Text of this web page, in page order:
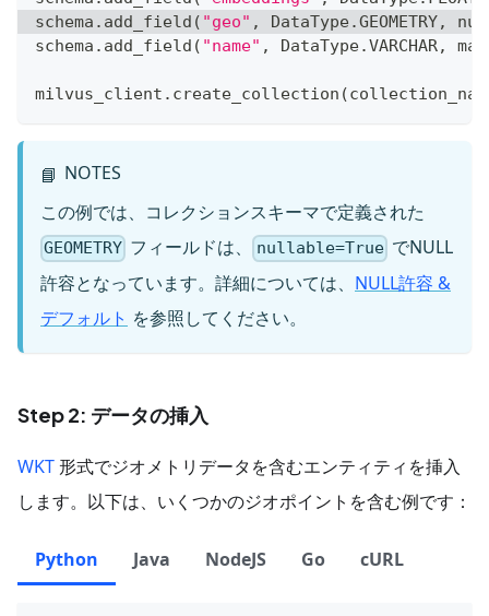
schema . add_field ( "geo" , DataType.GEOMETRY,
schema . add_field ( "name" , DataType.VARCHAR,
milvus_client . create_collection (
📘 NOTES
この例では、コレクションスキーマで定義された
GEOMETRY フィールドは、 nullable=TrueでNULL
許容となっています。詳細については、 NULL許容 &
デフォルト を参照してください。
Step 2: データの挿入
WKT形式でジオメトリデータを含むエンティティを挿入
します。以下は、いくつかのジオポイントを含む例です：
Python Java NodeJS Go cURL